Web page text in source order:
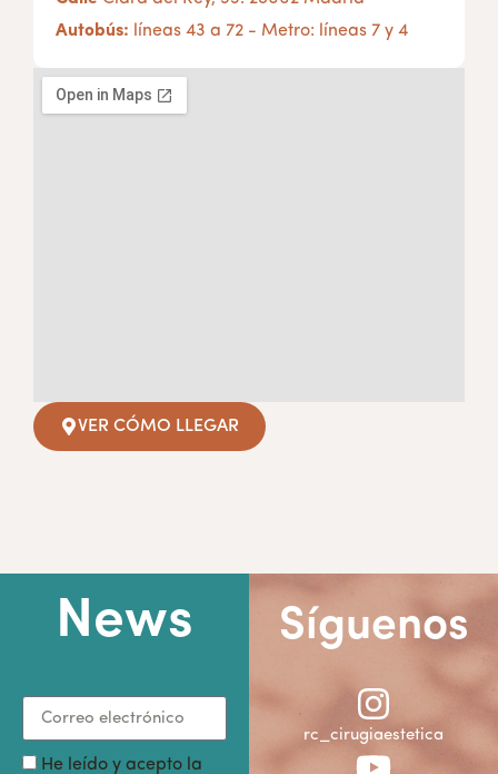
Autobús: líneas 43 a 72 - Metro: líneas 7 y 4
VER CÓMO LLEGAR
News
He leído y acepto la
Síguenos
rc_cirugiaestetica